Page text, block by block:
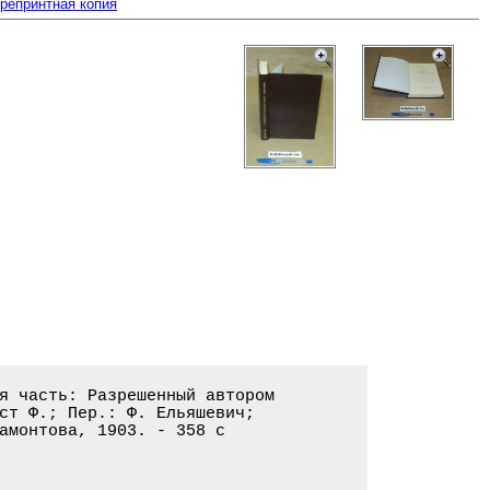
копия
Деление преступных деяний. III. Трехчленное деление
действующего права. IV. Правила для его применения . . . . . . . . . . . . . 119
Раздел первый. Существенные признаки преступного деяния. I. Преступления,
как действие
§ 27. Субъект преступного деяния. I. Преступления животных. II. Преступления
корпорации . . . . . . . . . . . . . . . . . . . . . . . . . . . . . . . . . 123
§ 28. Понятие действия вообще. I. Осуществление воли. II. Последствие
III. Связь между ними . . . . . . . . . . . . . . . . . . . . . . . . . . . .125
§ 29. 1. Содеяние. I. Телесное движение. II. Причинение. III. Наличность
причинной связи. IV. Исключения. V. История вопроса. VI. Различные взгляды . 129
§ 30. 2. Опущение. I. Понятие опущения. II. Противоправное опущение
III. Причинность опущения . . . . . . . . . . . . . . . . . . . . . . . . . .137
§ 31. Остальные разновидности деяния. I. Выполнение. II. Умысел
и неосторожность. III. Единство и множественность действий. IV. Место и время
совершения действия . . . . . . . . . . . . . . . . . . . . . . . . . . . . .141
II. Преступление, как противоправное действие
§ 32. Противоправность, как существенный признак. I. Причинение вреда
и опасности юридическим благам; проступки неповиновения. II. Отпадение
противоправности. III. Исторический очерк . . . . . . . . . . . . . . . . . .145
§ 33. Необходимая оборона. I. История. II. Признаки понятия. III. Превышение
пределов необходимой обороны . . . . . . . . . . . . . . . . . . . . . . . . 150
§ 34. Крайняя необходимость. I. История. II. Понятие. III. Действующее право,
в особ. гражд. уложения . . . . . . . . . . . . . . . . . . . . . . . . . . .155
§ 35. Остальные случаи исключения противоправности. I. Должностные
обязанности. II. Особое управомочение. III. Осуществление признанной
профессии. IV. Согласие потерпевшего. V. Повреждение, нанесенное самому
себе. VI. Отчеты о заседаниях палат, соответствующие действительности . . . .160
III. Преступление, как вменяемое действие
§ 36. Понятие и предположение вины. I. Вина как ответственность
за последствие. II. Историческое развитие понятия вины. III. Неправда
при отсутствии вины . . . . . . . . . . . . . . . . . . . . . . . . . . . . .167
§ 37. Способность к вменению. Способность к вменению, как нормальное
состояние. II. Понятие вменяемости в Имп. Угол. Улож. III. Actiones liberae
in causa. IV. Отсутствие способности к вменению и соучастие третьих лиц . . .173
§ 38. Случаи невменяемости. I. Недостаток умственной зрелости; малолетство
и препятствия к развитию. II. Душевные болезни. III. Состояния
бессознательности . . . . . . . . . . . . . . . . . . . . . . . . . . . . . .177
§ 39. Умысел. I. Понятие. II. Умысел и намерение. III. Неопределенный
умысел. IV. Содержание умысла . . . . . . . . . . . . . . . . . . . . . . . .181
§ 40. Продолжение. Ошибка. I. Ошибка в факте и ошибка в праве. II. Влияние
ошибки на умысел. III. Aberratio ictus и error in persona . . . . . . . . . .187
§ 41. Сознание противоправности. I. Принцип. II. Исключения и выводы . . . . 192
§ 42. Неосторожность. I. История. II. Понятие. III. Влияние ошибки
IV. Неосторожные проступки в действующем праве. V. Неосторожность по отношению
к отдельным признакам преступления. VI. Степени неосторожности . . . . . . . 196
§ 43. Виновность при нарушении законов о печати. I. Недостаточность общих
принципов. II. Ответственный редактор в качестве виновника. III. Неосторожное
нарушение законов о печати . . . . . . . . . . . . . . . . . . . . . . . . . 200
IV. Преступление, как наказуемая неправда
§ 44. Неправда и преступление. I. Гражданская и уголовная неправда
II. Основания, искл